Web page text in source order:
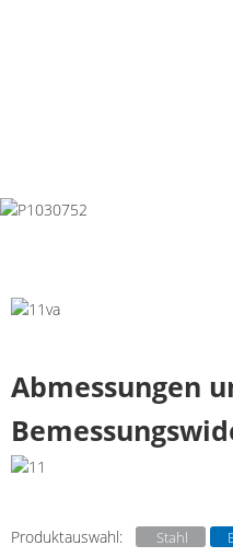
Abmessungen
Produktauswahl: Stahl